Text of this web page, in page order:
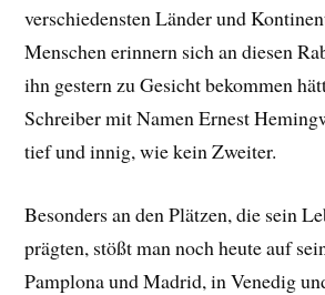
verschiedensten Länder und
Menschen erinnern sich an diesen
ihn gestern zu Gesicht bekommen
Schreiber mit Namen Ernest
tief und innig, wie kein Zweiter.
Besonders an den Plätzen, die sein
prägten, stößt man noch heute auf
Pamplona und Madrid, in Venedig